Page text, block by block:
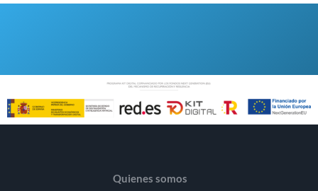
Quienes somos